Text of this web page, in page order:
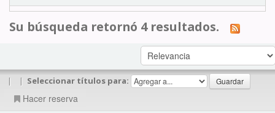
Su búsqueda retornó 4 resultados.
| | Seleccionar títulos para:
Hacer reserva